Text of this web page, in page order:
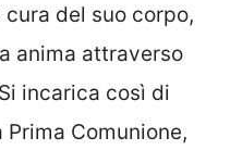
del suo corpo,
anima attraverso
incarica così di
Comunione,